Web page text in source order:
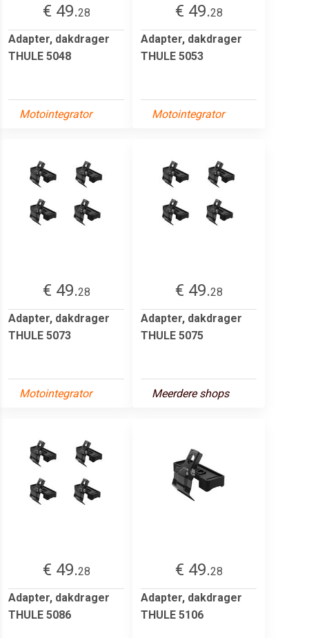
€ 49.28
Adapter, dakdrager
THULE 5048
Motointegrator
€ 49.28
Adapter, dakdrager
THULE 5053
Motointegrator
€ 49.28
Adapter, dakdrager
THULE 5073
Motointegrator
€ 49.28
Adapter, dakdrager
THULE 5075
Meerdere shops
€ 49.28
Adapter, dakdrager
THULE 5086
€ 49.28
Adapter, dakdrager
THULE 5106